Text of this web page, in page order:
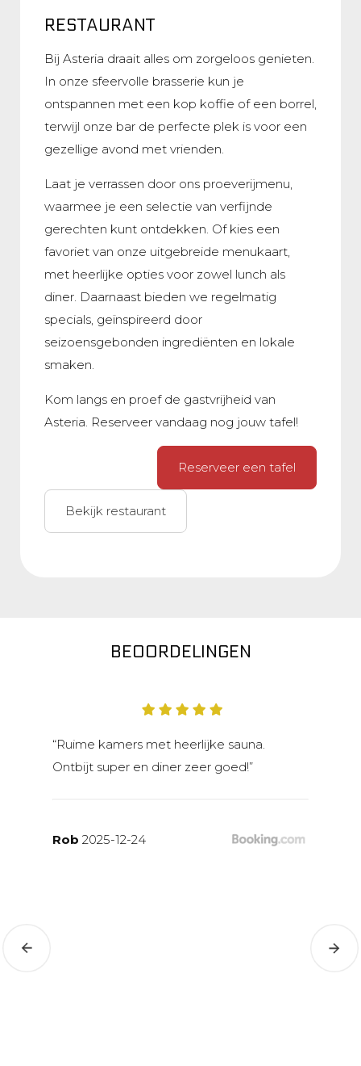
RESTAURANT
Bij Asteria draait alles om zorgeloos genieten.
In onze sfeervolle brasserie kun je
ontspannen met een kop koffie of een borrel,
terwijl onze bar de perfecte plek is voor een
gezellige avond met vrienden.
Laat je verrassen door ons proeverijmenu,
waarmee je een selectie van verfijnde
gerechten kunt ontdekken. Of kies een
favoriet van onze uitgebreide menukaart,
met heerlijke opties voor zowel lunch als
diner. Daarnaast bieden we regelmatig
specials, geïnspireerd door
seizoensgebonden ingrediënten en lokale
smaken.
Kom langs en proef de gastvrijheid van
Asteria. Reserveer vandaag nog jouw tafel!
Reserveer een tafel
Bekijk restaurant
BEOORDELINGEN
“Ruime kamers met heerlijke sauna.
Ontbijt super en diner zeer goed!”
Rob 2025-12-24